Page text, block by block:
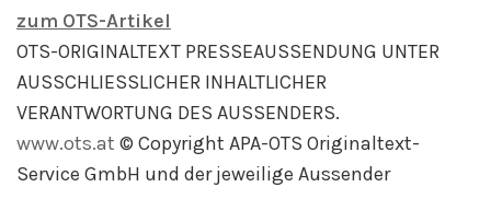
zum OTS-Artikel
OTS-ORIGINALTEXT PRESSEAUSSENDUNG UNTER
AUSSCHLIESSLICHER INHALTLICHER
VERANTWORTUNG DES AUSSENDERS.
www.ots.at © Copyright APA-OTS Originaltext-
Service GmbH und der jeweilige Aussender